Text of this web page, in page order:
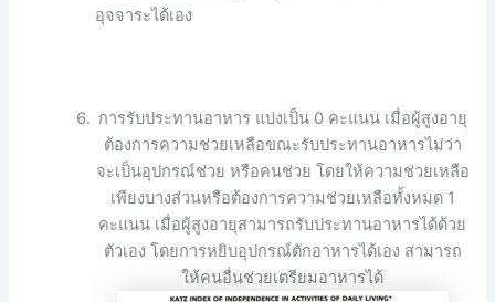
อุจจาระได้เอง
การรับประทานอาหาร แบ่งเป็น 0 คะแนน เมื่อผู้สูงอายุ
ต้องการความช่วยเหลือขณะรับประทานอาหารไม่ว่า
จะเป็นอุปกรณ์ช่วย หรือคนช่วย โดยให้ความช่วยเหลือ
เพียงบางส่วนหรือต้องการความช่วยเหลือทั้งหมด 1
คะแนน เมื่อผู้สูงอายุสามารถรับประทานอาหารได้ด้วย
ตัวเอง โดยการหยิบอุปกรณ์ตักอาหารได้เอง สามารถ
ให้คนอื่นช่วยเตรียมอาหารได้